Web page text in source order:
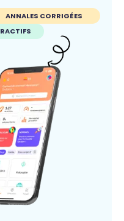
ANNALES CORRIGÉES